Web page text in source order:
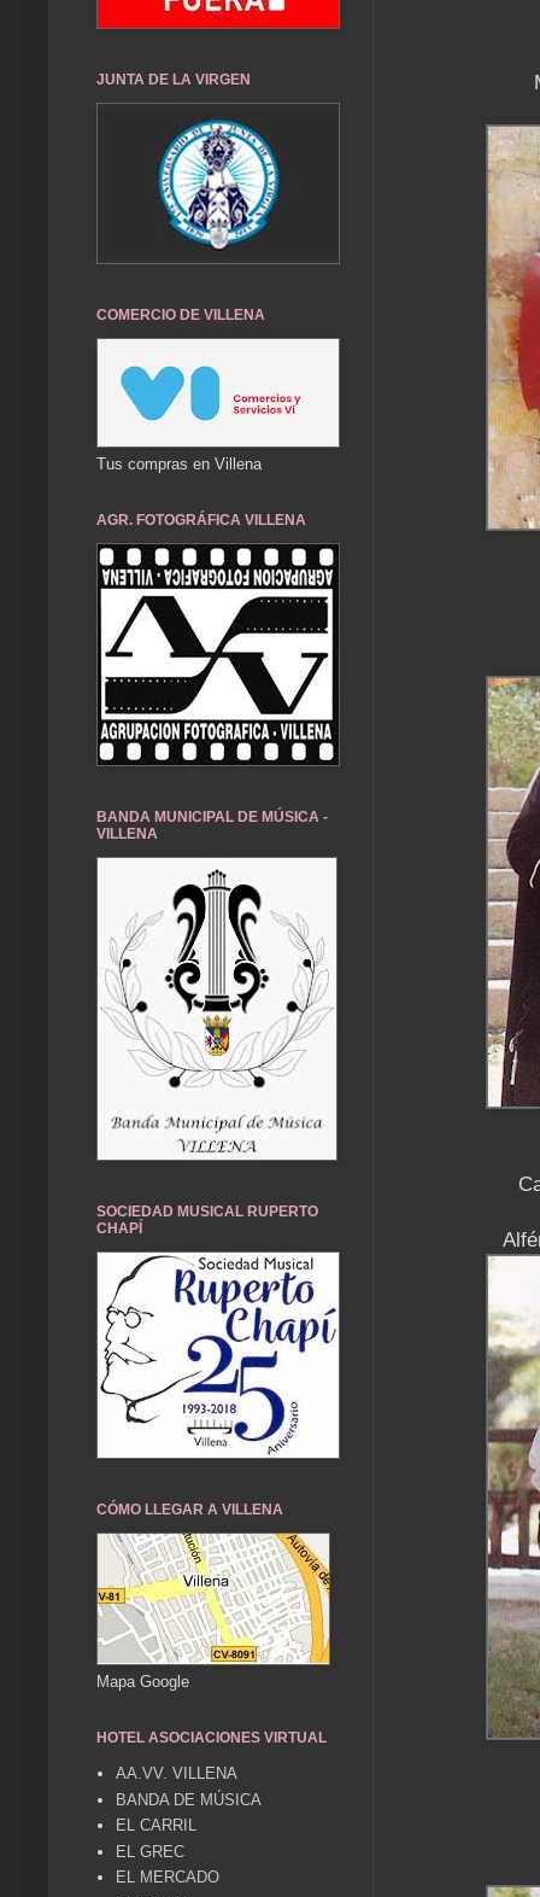
JUNTA DE LA VIRGEN
COMERCIO DE VILLENA
Tus compras en Villena
AGR. FOTOGRÁFICA VILLENA
BANDA MUNICIPAL DE MÚSICA -
VILLENA
SOCIEDAD MUSICAL RUPERTO
CHAPÍ
CÓMO LLEGAR A VILLENA
Mapa Google
HOTEL ASOCIACIONES VIRTUAL
AA.VV. VILLENA
BANDA DE MÚSICA
EL CARRIL
EL GREC
EL MERCADO